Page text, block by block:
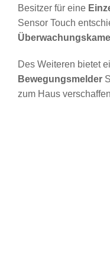
Besitzer für eine
Sensor Touch
Des Weiteren bietet
Bewegungsmelder
zum Haus